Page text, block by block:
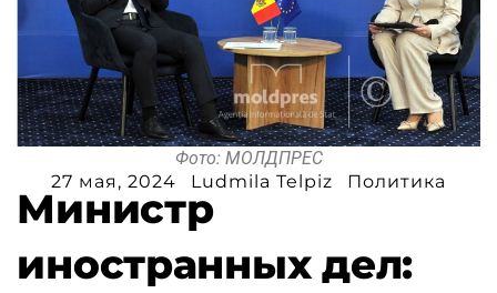
Фото: МОЛДПРЕС
27 мая, 2024
Ludmila Telpiz Политика
Министр
иностранных дел: